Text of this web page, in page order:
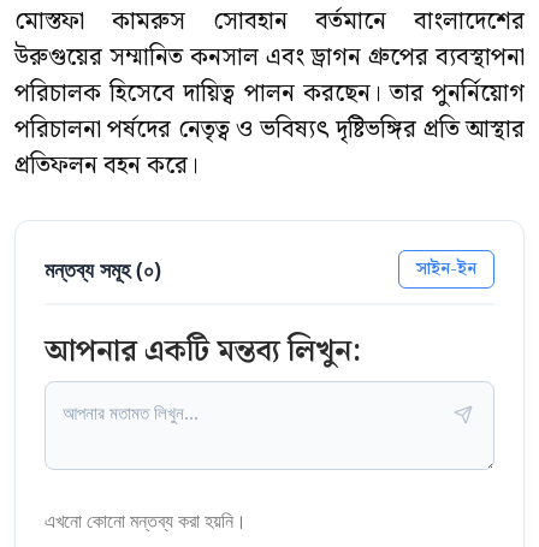
মোস্তফা কামরুস সোবহান বর্তমানে বাংলাদেশের
উরুগুয়ের সম্মানিত কনসাল এবং ড্রাগন গ্রুপের ব্যবস্থাপনা
পরিচালক হিসেবে দায়িত্ব পালন করছেন। তার পুনর্নিয়োগ
পরিচালনা পর্ষদের নেতৃত্ব ও ভবিষ্যৎ দৃষ্টিভঙ্গির প্রতি আস্থার
প্রতিফলন বহন করে।
মন্তব্য সমূহ (০) সাইন-ইন
আপনার একটি মন্তব্য লিখুন:
এখনো কোনো মন্তব্য করা হয়নি।